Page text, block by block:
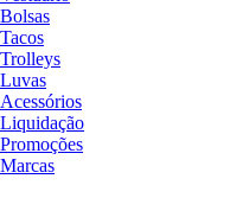
Bolsas
Tacos
Trolleys
Luvas
Acessórios
Liquidação
Promoções
Marcas